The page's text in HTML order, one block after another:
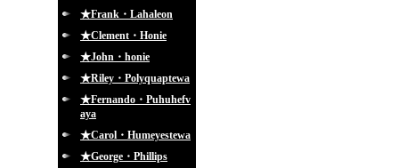
★Frank・Lahaleon
★Clement・Honie
★John・honie
★Riley・Polyquaptewa
★Fernando・Puhuhefv
aya
★Carol・Humeyestewa
★George・Phillips